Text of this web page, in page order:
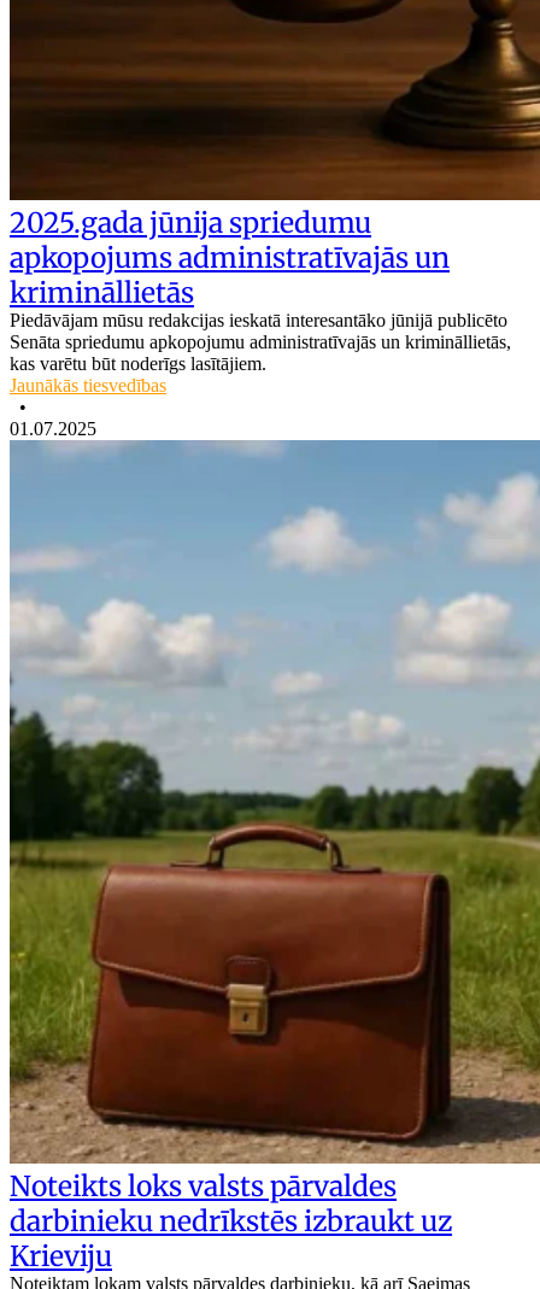
2025.gada jūnija spriedumu
apkopojums administratīvajās un
krimināllietās
Piedāvājam mūsu redakcijas ieskatā interesantāko jūnijā publicēto
Senāta spriedumu apkopojumu administratīvajās un krimināllietās,
kas varētu būt noderīgs lasītājiem.
Jaunākās tiesvedības
•
01.07.2025
Noteikts loks valsts pārvaldes
darbinieku nedrīkstēs izbraukt uz
Krieviju
Noteiktam lokam valsts pārvaldes darbinieku, kā arī Saeimas